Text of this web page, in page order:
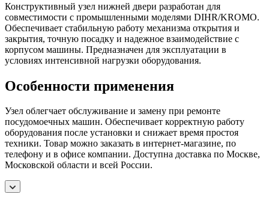
Конструктивный узел нижней двери разработан для
совместимости с промышленными моделями DIHR/KROMO.
Обеспечивает стабильную работу механизма открытия и
закрытия, точную посадку и надежное взаимодействие с
корпусом машины. Предназначен для эксплуатации в
условиях интенсивной нагрузки оборудования.
Особенности применения
Узел облегчает обслуживание и замену при ремонте
посудомоечных машин. Обеспечивает корректную работу
оборудования после установки и снижает время простоя
техники. Товар можно заказать в интернет-магазине, по
телефону и в офисе компании. Доступна доставка по Москве,
Московской области и всей России.